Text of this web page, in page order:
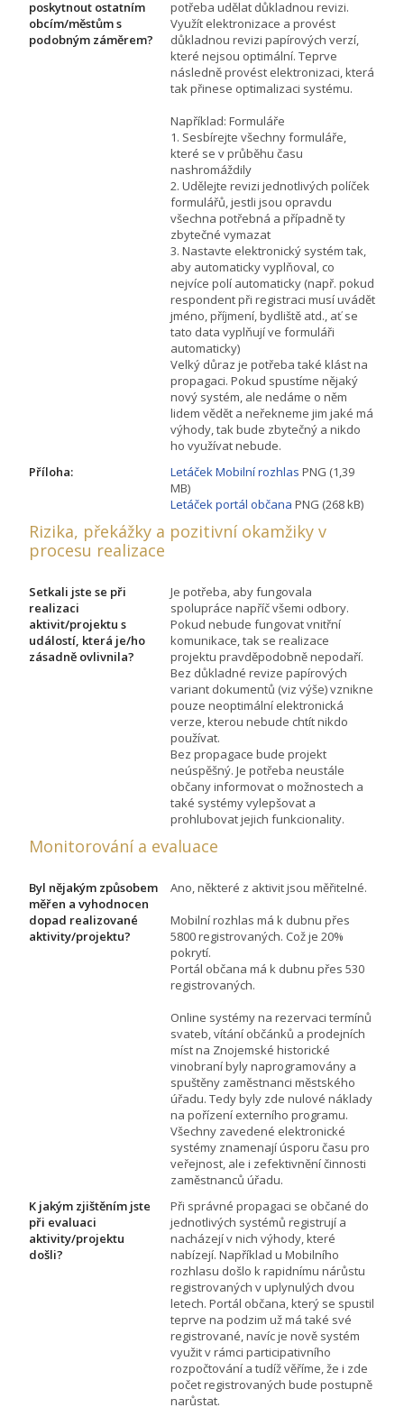
poskytnout ostatním
obcím/městům s
podobným záměrem?
potřeba udělat důkladnou revizi.
Využít elektronizace a provést
důkladnou revizi papírových verzí,
které nejsou optimální. Teprve
následně provést elektronizaci, která
tak přinese optimalizaci systému.
Například: Formuláře
1. Sesbírejte všechny formuláře,
které se v průběhu času
nashromáždily
2. Udělejte revizi jednotlivých políček
formulářů, jestli jsou opravdu
všechna potřebná a případně ty
zbytečné vymazat
3. Nastavte elektronický systém tak,
aby automaticky vyplňoval, co
nejvíce polí automaticky (např. pokud
respondent při registraci musí uvádět
jméno, příjmení, bydliště atd., ať se
tato data vyplňují ve formuláři
automaticky)
Velký důraz je potřeba také klást na
propagaci. Pokud spustíme nějaký
nový systém, ale nedáme o něm
lidem vědět a neřekneme jim jaké má
výhody, tak bude zbytečný a nikdo
ho využívat nebude.
Příloha:
Letáček Mobilní rozhlas PNG (1,39
MB)
Letáček portál občana PNG (268 kB)
Rizika, překážky a pozitivní okamžiky v
procesu realizace
Setkali jste se při
realizaci
aktivit/projektu s
událostí, která je/ho
zásadně ovlivnila?
Je potřeba, aby fungovala
spolupráce napříč všemi odbory.
Pokud nebude fungovat vnitřní
komunikace, tak se realizace
projektu pravděpodobně nepodaří.
Bez důkladné revize papírových
variant dokumentů (viz výše) vznikne
pouze neoptimální elektronická
verze, kterou nebude chtít nikdo
používat.
Bez propagace bude projekt
neúspěšný. Je potřeba neustále
občany informovat o možnostech a
také systémy vylepšovat a
prohlubovat jejich funkcionality.
Monitorování a evaluace
Byl nějakým způsobem
měřen a vyhodnocen
dopad realizované
aktivity/projektu?
Ano, některé z aktivit jsou měřitelné.
Mobilní rozhlas má k dubnu přes
5800 registrovaných. Což je 20%
pokrytí.
Portál občana má k dubnu přes 530
registrovaných.
Online systémy na rezervaci termínů
svateb, vítání občánků a prodejních
míst na Znojemské historické
vinobraní byly naprogramovány a
spuštěny zaměstnanci městského
úřadu. Tedy byly zde nulové náklady
na pořízení externího programu.
Všechny zavedené elektronické
systémy znamenají úsporu času pro
veřejnost, ale i zefektivnění činnosti
zaměstnanců úřadu.
K jakým zjištěním jste
při evaluaci
aktivity/projektu
došli?
Při správné propagaci se občané do
jednotlivých systémů registrují a
nacházejí v nich výhody, které
nabízejí. Například u Mobilního
rozhlasu došlo k rapidnímu nárůstu
registrovaných v uplynulých dvou
letech. Portál občana, který se spustil
teprve na podzim už má také své
registrované, navíc je nově systém
využit v rámci participativního
rozpočtování a tudíž věříme, že i zde
počet registrovaných bude postupně
narůstat.